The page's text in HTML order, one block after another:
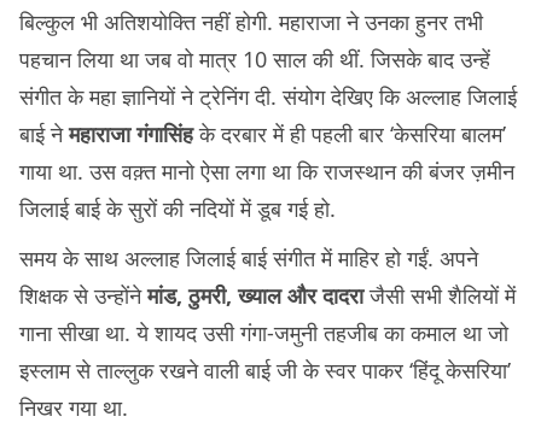
बिल्कुल भी अतिशयोक्ति नहीं होगी. महाराजा ने उनका हुनर तभी
पहचान लिया था जब वो मात्र 10 साल की थीं. जिसके बाद उन्हें
संगीत के महा ज्ञानियों ने ट्रेनिंग दी. संयोग देखिए कि अल्लाह जिलाई
बाई नेमहाराजा गंगासिंहके दरबार में ही पहली बार ‘केसरिया बालम’
गाया था. उस वक़्त मानो ऐसा लगा था कि राजस्थान की बंजर ज़मीन
जिलाई बाई के सुरों की नदियों में डूब गई हो.
समय के साथ अल्लाह जिलाई बाई संगीत में माहिर हो गईं. अपने
शिक्षक से उन्होंनेमांड, ठुमरी, ख्याल और दादराजैसी सभी शैलियों में
गाना सीखा था. ये शायद उसी गंगा-जमुनी तहजीब का कमाल था जो
इस्लाम से ताल्लुक रखने वाली बाई जी के स्वर पाकर ‘हिंदू केसरिया’
निखर गया था.